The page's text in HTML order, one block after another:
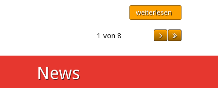
weiterlesen
1 von 8
News